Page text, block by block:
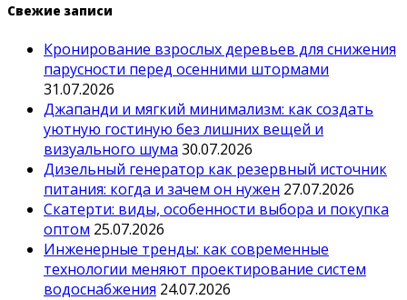
Свежие записи
Кронирование взрослых деревьев для снижения
парусности перед осенними штормами
31.07.2026
Джапанди и мягкий минимализм: как создать
уютную гостиную без лишних вещей и
визуального шума 30.07.2026
Дизельный генератор как резервный источник
питания: когда и зачем он нужен 27.07.2026
Скатерти: виды, особенности выбора и покупка
оптом 25.07.2026
Инженерные тренды: как современные
технологии меняют проектирование систем
водоснабжения 24.07.2026